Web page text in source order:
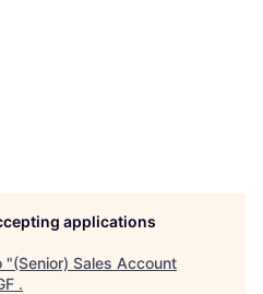
applications
"(Senior) Sales Account
.